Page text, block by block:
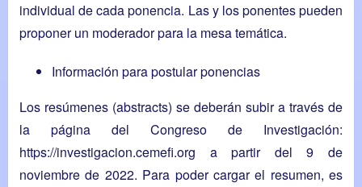
individual de cada ponencia. Las y los ponentes pueden
proponer un moderador para la mesa temática.
Información para postular ponencias
Los resúmenes (abstracts) se deberán subir a través de
la página del Congreso de Investigación:
https://investigacion.cemefi.org a partir del 9 de
noviembre de 2022. Para poder cargar el resumen, es